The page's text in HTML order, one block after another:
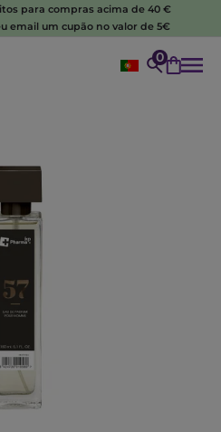
para compras acima de 40 €
email um cupão no valor de 5€
0